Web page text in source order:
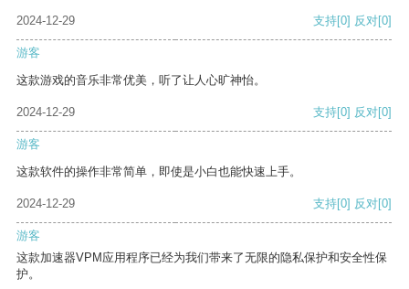
2024-12-29
支持[0] 反对[0]
游客
这款游戏的音乐非常优美，听了让人心旷神怡。
2024-12-29 支持[0] 反对[0]
游客
这款软件的操作非常简单，即使是小白也能快速上手。
2024-12-29 支持[0] 反对[0]
游客
这款加速器VPM应用程序已经为我们带来了无限的隐私保护和安全性保
护。